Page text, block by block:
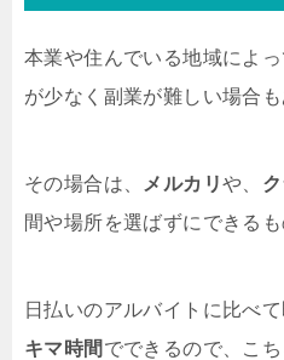
本業や住んでいる地域によ
が少なく副業が難しい場合も
その場合は、 メルカリや、
間や場所を選ばずにできる
日払いのアルバイトに比べ
キマ時間 でできるので、こ